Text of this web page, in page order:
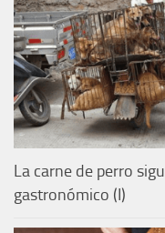
La carne de perro
gastronómico (I)